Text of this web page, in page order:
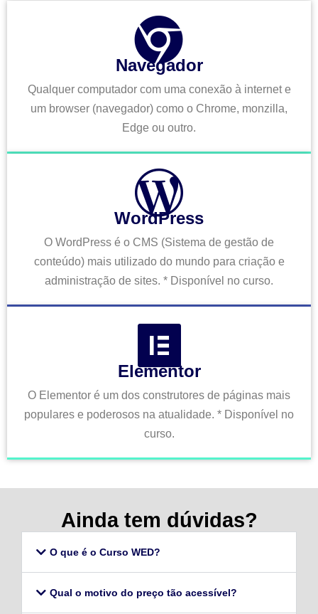
Navegador
Qualquer computador com uma conexão à internet e
um browser (navegador) como o Chrome, monzilla,
Edge ou outro.
WordPress
O WordPress é o CMS (Sistema de gestão de
conteúdo) mais utilizado do mundo para criação e
administração de sites. * Disponível no curso.
Elementor
O Elementor é um dos construtores de páginas mais
populares e poderosos na atualidade. * Disponível no
curso.
Ainda tem dúvidas?
O que é o Curso WED?
Qual o motivo do preço tão acessível?